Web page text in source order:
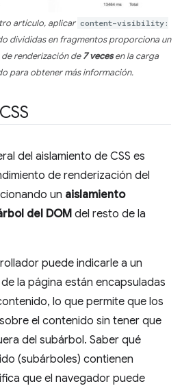
artículo, aplicar content-visibility:
divididas en fragmentos proporciona un
renderización de7 vecesen la carga
para obtener más información.
del aislamiento de CSS es
de renderización del
un aislamiento
del DOM del resto de la
puede indicarle a un
la página están encapsuladas
lo que permite que los
el contenido sin tener que
del subárbol. Saber qué
(subárboles) contienen
que el navegador puede